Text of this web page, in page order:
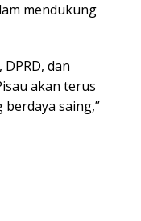
mendukung
dan
akan terus
saing,”